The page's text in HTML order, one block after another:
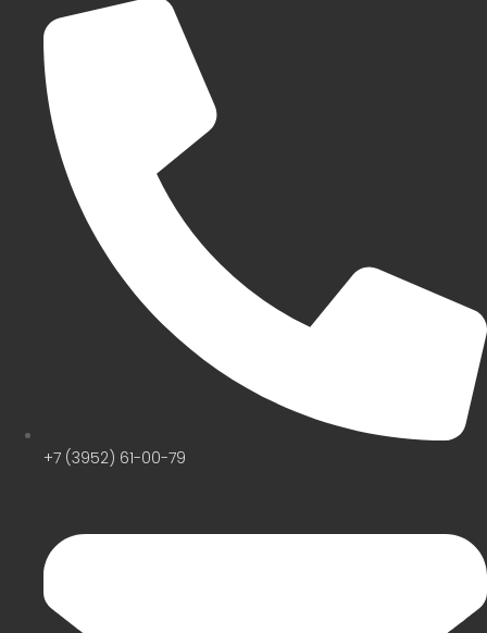
+7 (3952) 61-00-79